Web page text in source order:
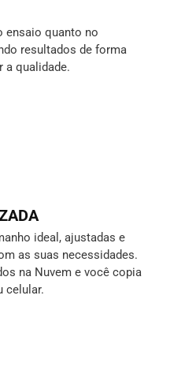
ensaio quanto no
resultados de forma
a qualidade.
ideal, ajustadas e
as suas necessidades.
na Nuvem e você copia
celular.